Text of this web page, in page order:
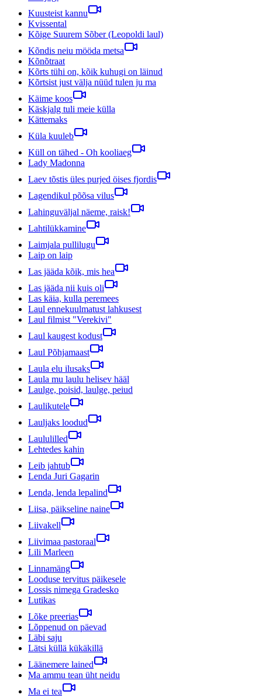
Kuusteist kannu
Kvissental
Kõige Suurem Sõber (Leopoldi laul)
Kõndis neiu mööda metsa
Kõnõtraat
Kõrts tühi on, kõik kuhugi on läinud
Kõrtsist just välja nüüd tulen ju ma
Käime koos
Käskjalg tuli meie külla
Kättemaks
Küla kuuleb
Küll on tähed - Oh kooliaeg
Lady Madonna
Laev tõstis üles purjed öises fjordis
Lagendikul põõsa vilus
Lahinguväljal näeme, raisk!
Lahtilükkamine
Laimjala pullilugu
Laip on laip
Las jääda kõik, mis hea
Las jääda nii kuis oli
Las käia, kulla peremees
Laul ennekuulmatust lahkusest
Laul filmist "Verekivi"
Laul kaugest kodust
Laul Põhjamaast
Laula elu ilusaks
Laula mu laulu helisev hääl
Laulge, poisid, laulge, peiud
Laulikutele
Lauljaks loodud
Laululilled
Lehtedes kahin
Leib jahtub
Lenda Juri Gagarin
Lenda, lenda lepalind
Liisa, päikseline naine
Liivakell
Liivimaa pastoraal
Lili Marleen
Linnamäng
Looduse tervitus päikesele
Lossis nimega Gradesko
Lutikas
Lõke preerias
Lõppenud on päevad
Läbi saju
Lätsi küllä kükäkillä
Läänemere lained
Ma ammu tean üht neidu
Ma ei tea